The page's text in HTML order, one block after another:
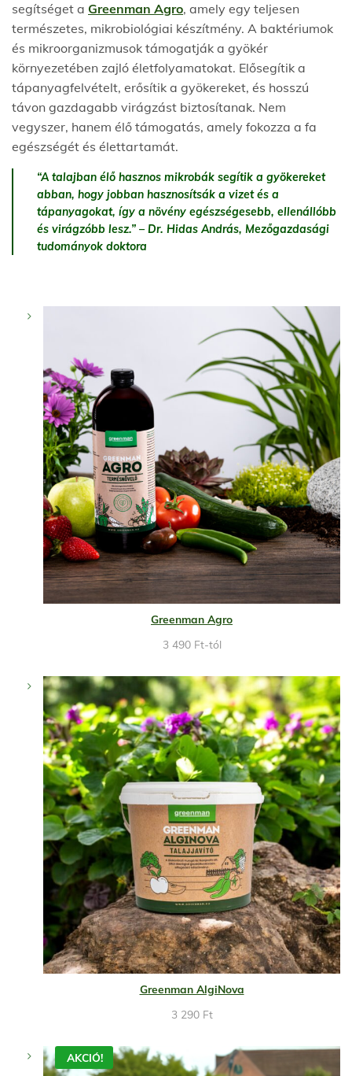
segítséget a Greenman Agro, amely egy teljesen
természetes, mikrobiológiai készítmény. A baktériumok
és mikroorganizmusok támogatják a gyökér
környezetében zajló életfolyamatokat. Elősegítik a
tápanyagfelvételt, erősítik a gyökereket, és hosszú
távon gazdagabb virágzást biztosítanak. Nem
vegyszer, hanem élő támogatás, amely fokozza a fa
egészségét és élettartamát.
“A talajban élő hasznos mikrobák segítik a gyökereket
abban, hogy jobban hasznosítsák a vizet és a
tápanyagokat, így a növény egészségesebb, ellenállóbb
és virágzóbb lesz.” – Dr. Hidas András, Mezőgazdasági
tudományok doktora
Greenman Agro
3 490 Ft-tól
Greenman AlgiNova
3 290 Ft
AKCIÓ!